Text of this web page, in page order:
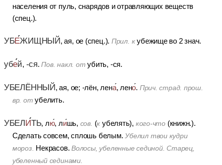
населения от пуль, снарядов и отравляющих веществ
(спец.).
УБЕЖИЩНЫЙ, ая, ое (спец.). Прил. кубежище во 2 знач.
убей, -ся.Пов. накл. от убить, -ся.
УБЕЛЁННЫЙ, ая, ое; -лён, лена, лено. Прич. страд. прош.
вр. от убелить.
УБЕЛИТЬ, лю, лишь, сов. (к убелять), кого-что (книжн.).
Сделать совсем, сплошь белым. Убелил твои кудри
мороз.
Некрасов.Волосы, убеленные сединой. Старец,
убеленный сединами.